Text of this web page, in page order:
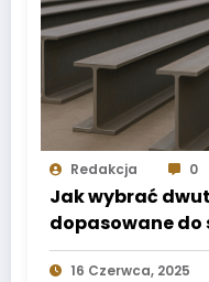
Redakcja 0
Jak wybrać
dopasowane
16 Czerwca, 2025